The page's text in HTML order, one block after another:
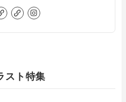
スト特集